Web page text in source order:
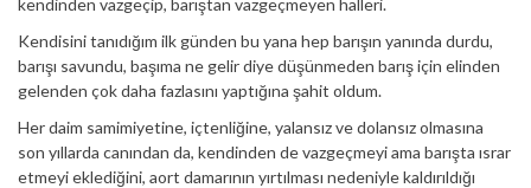
Kendisini tanıdığım ilk günden bu yana hep barışın yanında durdu,
barışı savundu, başıma ne gelir diye düşünmeden barış için elinden
gelenden çok daha fazlasını yaptığına şahit oldum.
Her daim samimiyetine, içtenliğine, yalansız ve dolansız olmasına
son yıllarda canından da, kendinden de vazgeçmeyi ama barışta ısrar
etmeyi eklediğini, aort damarının yırtılması nedeniyle kaldırıldığı